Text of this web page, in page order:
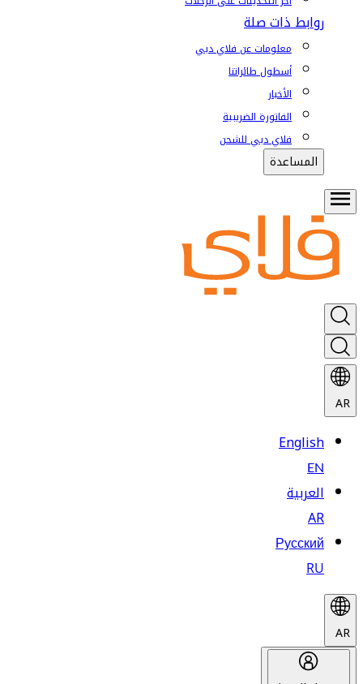
روابط ذات صلة
معلومات عن فلاي دبي
أسطول طائراتنا
الأخبار
الفاتورة الضريبية
فلاي دبي للشحن
المساعدة
AR
English
EN
العربية
AR
Русский
RU
AR